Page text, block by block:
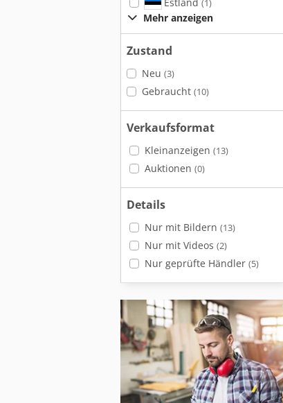
(1)
Mehr anzeigen
Zustand
Neu (3)
Gebraucht (10)
Verkaufsformat
Kleinanzeigen (13)
Auktionen (0)
Details
Nur mit Bildern (13)
Nur mit Videos (2)
Nur geprüfte Händler (5)